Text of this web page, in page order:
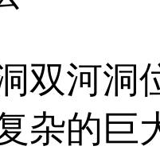
双河洞
杂的巨